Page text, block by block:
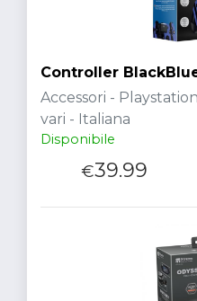
Controller
Accessori -
vari - Italiana
Disponibile
€39.99